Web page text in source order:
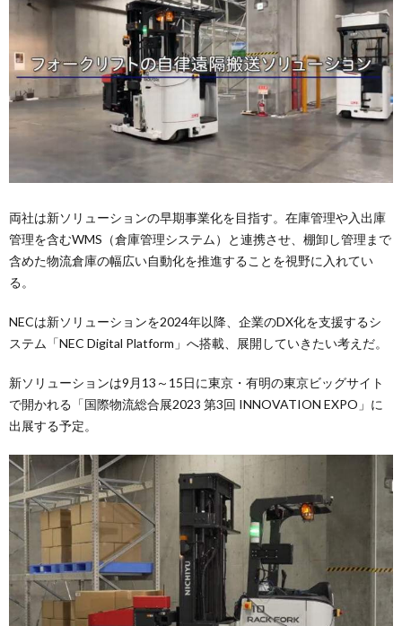
両社は新ソリューションの早期事業化を目指す。在庫管理や入出庫
管理を含むWMS（倉庫管理システム）と連携させ、棚卸し管理まで
含めた物流倉庫の幅広い自動化を推進することを視野に入れてい
る。
NECは新ソリューションを2024年以降、企業のDX化を支援するシ
ステム「NEC Digital Platform」へ搭載、展開していきたい考えだ。
新ソリューションは9月13～15日に東京・有明の東京ビッグサイト
で開かれる「国際物流総合展2023 第3回 INNOVATION EXPO」に
出展する予定。